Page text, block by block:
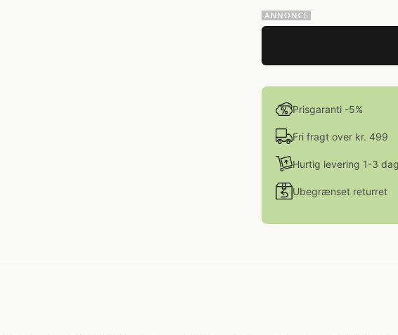
Prisgaranti -5%
Fri fragt over kr. 499
Hurtig levering 1-3
Ubegrænset returret